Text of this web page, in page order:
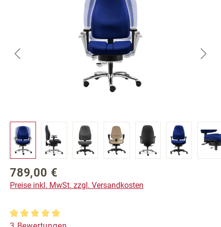
Regulärer Preis:
789,00 €
Preise inkl. MwSt. zzgl. Versandkosten
Durchschnittliche Bewertung von 5 von 5 Sternen